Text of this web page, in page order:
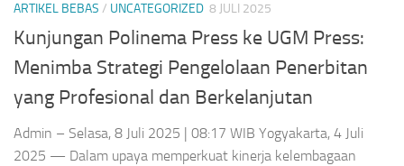
ARTIKEL BEBAS / UNCATEGORIZED 8 JULI 2025
Kunjungan Polinema Press ke UGM Press:
Menimba Strategi Pengelolaan Penerbitan
yang Profesional dan Berkelanjutan
Admin – Selasa, 8 Juli 2025 | 08:17 WIB Yogyakarta, 4 Juli
2025 — Dalam upaya memperkuat kinerja kelembagaan